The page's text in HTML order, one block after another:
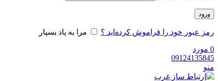
ورود
رمز عبور خود را فراموش کرده‌اید ؟ مرا به یاد بسپار
0 مورد
09124135845
منو